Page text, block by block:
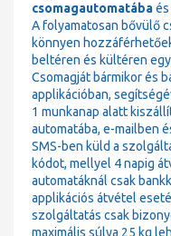
csomagautomatába
A folyamatosan bővülő
könnyen
beltéren és kültéren
Csomagját bármikor és
applikációban,
1 munkanap alatt
automatába, e-mailben
SMS-ben küld a
kódot, mellyel 4 napig
automatáknál csak
applikációs átvétel
szolgáltatás csak
maximális súlya 25 kg